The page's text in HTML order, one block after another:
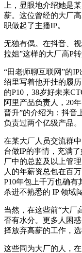
上，显眼地介绍她是
薪。这位曾经的大厂
职做起了主播IP。
无独有偶。在抖音、
拉姐”这样的大厂高P
“田老师聊互联网”的
绍里写着他开挂的履
的P10，38岁好未来
阿里产品负责人，20
晋升”的介绍为：抖音
负责过两个亿级产品。
在某大厂人员交流群
台做IP的事情，充满
厂中的总监及以上管
人的年薪资总包在百
P10年包上千万也确有
杀进不熟悉的 IP 领域
当然，在这些前“大厂
否有水分。更多人困
择放弃高薪的工作，
这些同为大厂的人，